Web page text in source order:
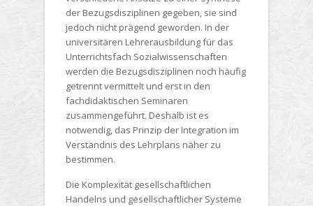
der Bezugsdisziplinen gegeben, sie sind
jedoch nicht prägend geworden. In der
universitären Lehrerausbildung für das
Unterrichtsfach Sozialwissenschaften
werden die Bezugsdisziplinen noch häufig
getrennt vermittelt und erst in den
fachdidaktischen Seminaren
zusammengeführt. Deshalb ist es
notwendig, das Prinzip der Integration im
Verständnis des Lehrplans näher zu
bestimmen.
Die Komplexität gesellschaftlichen
Handelns und gesellschaftlicher Systeme